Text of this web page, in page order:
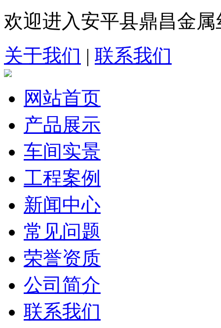
欢迎进入安平县鼎昌金
关于我们 | 联系我们
网站首页
产品展示
车间实景
工程案例
新闻中心
常见问题
荣誉资质
公司简介
联系我们